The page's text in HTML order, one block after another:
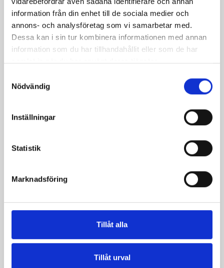
information från din enhet till de sociala medier och
annons- och analysföretag som vi samarbetar med.
Dessa kan i sin tur kombinera informationen med annan
information som du har tillhandahållit eller som de har
samlat in när du har använt deras tjänster.
Nödvändig
Inställningar
Statistik
Marknadsföring
Tillåt alla
Tillåt urval
laxtartar
Produkter i receptet:
Mellanmjölk
Jordgubbsfil 2,7%